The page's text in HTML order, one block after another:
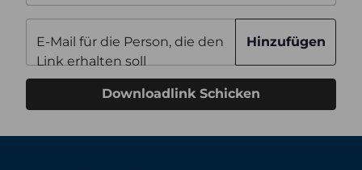
E-Mail für die Person, die den
Link erhalten soll
Hinzufügen
Downloadlink Schicken